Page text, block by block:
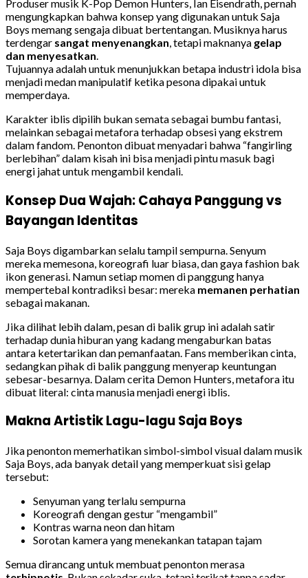
Produser musik K-Pop Demon Hunters, Ian Eisendrath, pernah
mengungkapkan bahwa konsep yang digunakan untuk Saja
Boys memang sengaja dibuat bertentangan. Musiknya harus
terdengar sangat menyenangkan, tetapi maknanya gelap
dan menyesatkan.
Tujuannya adalah untuk menunjukkan betapa industri idola bisa
menjadi medan manipulatif ketika pesona dipakai untuk
memperdaya.
Karakter iblis dipilih bukan semata sebagai bumbu fantasi,
melainkan sebagai metafora terhadap obsesi yang ekstrem
dalam fandom. Penonton dibuat menyadari bahwa “fangirling
berlebihan” dalam kisah ini bisa menjadi pintu masuk bagi
energi jahat untuk mengambil kendali.
Konsep Dua Wajah: Cahaya Panggung vs
Bayangan Identitas
Saja Boys digambarkan selalu tampil sempurna. Senyum
mereka memesona, koreografi luar biasa, dan gaya fashion bak
ikon generasi. Namun setiap momen di panggung hanya
mempertebal kontradiksi besar: mereka memanen perhatian
sebagai makanan.
Jika dilihat lebih dalam, pesan di balik grup ini adalah satir
terhadap dunia hiburan yang kadang mengaburkan batas
antara ketertarikan dan pemanfaatan. Fans memberikan cinta,
sedangkan pihak di balik panggung menyerap keuntungan
sebesar-besarnya. Dalam cerita Demon Hunters, metafora itu
dibuat literal: cinta manusia menjadi energi iblis.
Makna Artistik Lagu-lagu Saja Boys
Jika penonton memerhatikan simbol-simbol visual dalam musik
Saja Boys, ada banyak detail yang memperkuat sisi gelap
tersebut:
Senyuman yang terlalu sempurna
Koreografi dengan gestur “mengambil”
Kontras warna neon dan hitam
Sorotan kamera yang menekankan tatapan tajam
Semua dirancang untuk membuat penonton merasa